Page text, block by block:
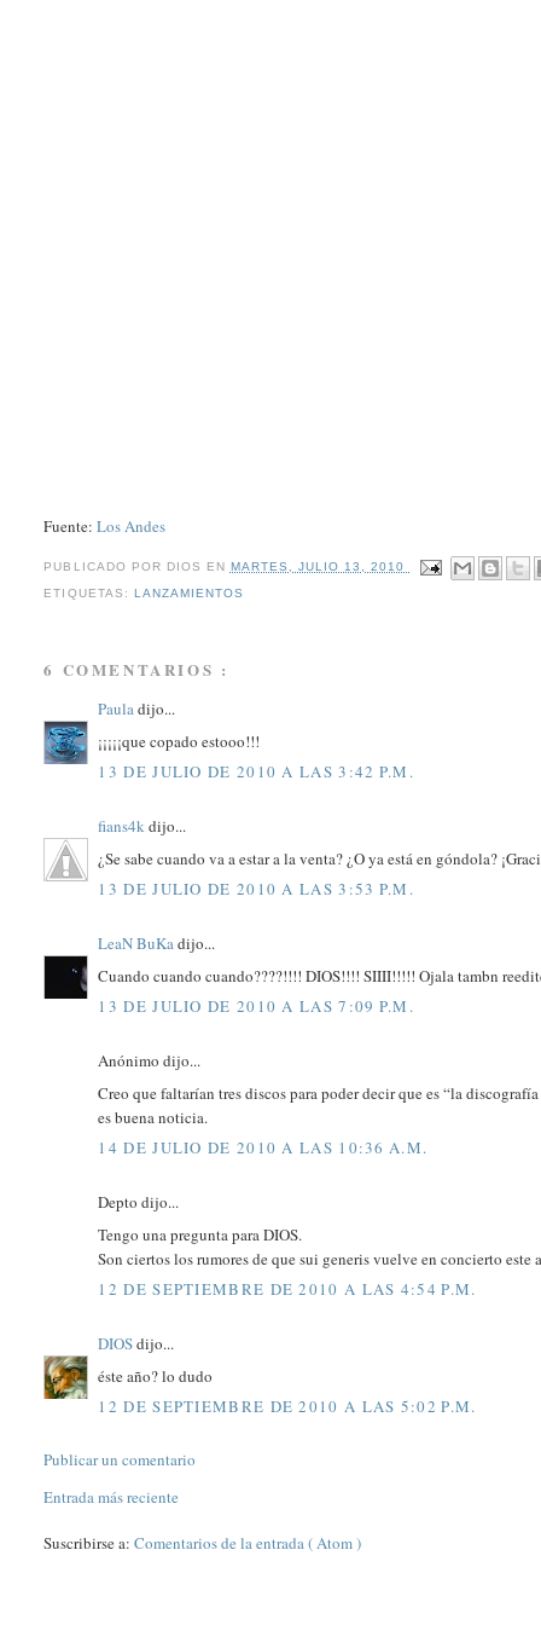
Fuente:Los Andes
PUBLICADO POR DIOS EN MARTES, JULIO 13, 2010
ETIQUETAS: LANZAMIENTOS
6 COMENTARIOS :
Pauladijo...
¡¡¡¡¡que copado estooo!!!
13 DE JULIO DE 2010 A LAS 3:42 P.M.
fians4kdijo...
¿Se sabe cuando va a estar a la venta? ¿O ya está en góndola?
13 DE JULIO DE 2010 A LAS 3:53 P.M.
LeaN BuKadijo...
Cuando cuando cuando????!!!! DIOS!!!! SIIII!!!!! Ojala tambn
13 DE JULIO DE 2010 A LAS 7:09 P.M.
Anónimo dijo...
Creo que faltarían tres discos para poder decir que es “la
es buena noticia.
14 DE JULIO DE 2010 A LAS 10:36 A.M.
Depto dijo...
Tengo una pregunta para DIOS.
Son ciertos los rumores de que sui generis vuelve en concierto este
12 DE SEPTIEMBRE DE 2010 A LAS 4:54 P.M.
DIOSdijo...
éste año? lo dudo
12 DE SEPTIEMBRE DE 2010 A LAS 5:02 P.M.
Publicar un comentario
Entrada más reciente
Suscribirse a:Comentarios de la entrada ( Atom )